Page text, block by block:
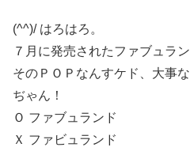
(^^)/ はろはろ。
７月に発売されたファブュラン
そのＰＯＰなんすケド、大事
ぢゃん！
Ｏ ファブュランド
Ｘ ファビュランド